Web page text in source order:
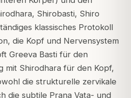
Shirobasti, Shiro
klassisches Protokoll
die Kopf und Nervensystem
Greeva Basti für den
mit Shirodhara für den Kopf,
die strukturelle zervikale
die subtile Prana Vata- und